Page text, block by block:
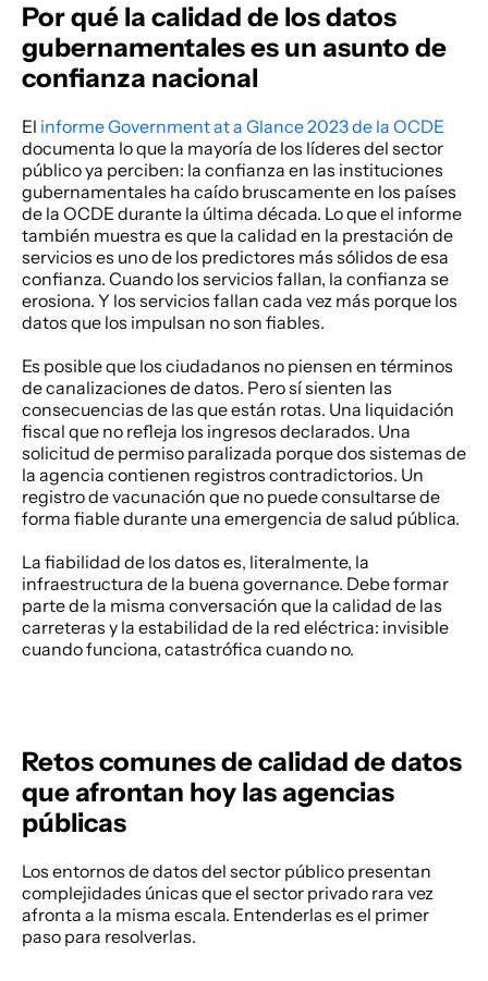
Por qué la calidad de los datos
gubernamentales es un asunto de
confianza nacional
El informe Government at a Glance 2023 de la OCDE
documenta lo que la mayoría de los líderes del sector
público ya perciben: la confianza en las instituciones
gubernamentales ha caído bruscamente en los países
de la OCDE durante la última década. Lo que el informe
también muestra es que la calidad en la prestación de
servicios es uno de los predictores más sólidos de esa
confianza. Cuando los servicios fallan, la confianza se
erosiona. Y los servicios fallan cada vez más porque los
datos que los impulsan no son fiables.
Es posible que los ciudadanos no piensen en términos
de canalizaciones de datos. Pero sí sienten las
consecuencias de las que están rotas. Una liquidación
fiscal que no refleja los ingresos declarados. Una
solicitud de permiso paralizada porque dos sistemas de
la agencia contienen registros contradictorios. Un
registro de vacunación que no puede consultarse de
forma fiable durante una emergencia de salud pública.
La fiabilidad de los datos es, literalmente, la
infraestructura de la buena governance. Debe formar
parte de la misma conversación que la calidad de las
carreteras y la estabilidad de la red eléctrica: invisible
cuando funciona, catastrófica cuando no.
Retos comunes de calidad de datos
que afrontan hoy las agencias
públicas
Los entornos de datos del sector público presentan
complejidades únicas que el sector privado rara vez
afronta a la misma escala. Entenderlas es el primer
paso para resolverlas.